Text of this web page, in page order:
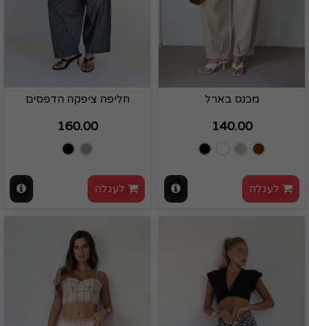
מכנס בארל
140.00
לעגלה
חליפה ציפקה הדפסים
160.00
לעגלה